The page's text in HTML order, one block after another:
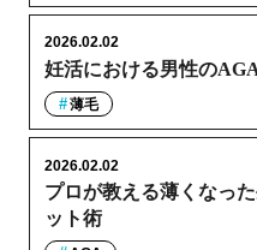
妊活における男性の
2026.02.02
薄毛
プロが教える薄くなっ
ット術
2026.02.02